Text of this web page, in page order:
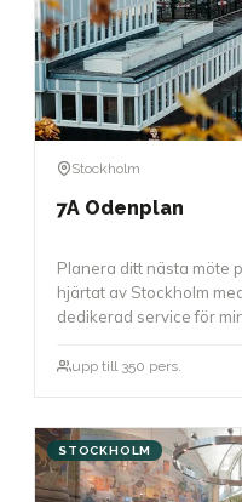
Stockholm
7A Odenplan
Planera ditt nästa möte
hjärtat av Stockholm
dedikerad service för
upp till 350 pers.
STOCKHOLM